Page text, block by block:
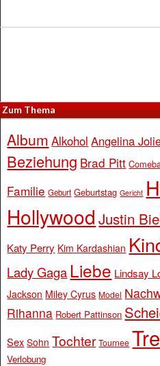
Zum Thema
Album Alkohol Angelina
Beziehung Brad Pitt
Familie Geburt Geburtstag Gericht
Hollywood Justin
Katy Perry Kim Kardashian
Lady Gaga Liebe Lindsay
Jackson Miley Cyrus Model
Rihanna Robert Pattinson
Sex Sohn Tochter Tournee
Verlobung